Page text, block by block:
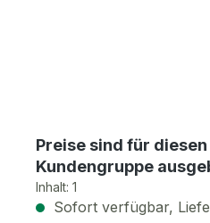
Preise sind für
Kundengruppe
Inhalt: 1
Sofort verfügbar,